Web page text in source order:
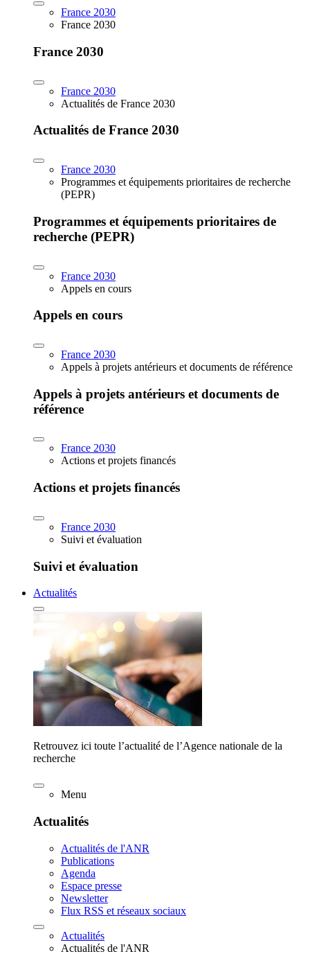
France 2030
France 2030
France 2030
France 2030
Actualités de France 2030
Actualités de France 2030
France 2030
Programmes et équipements prioritaires de recherche
(PEPR)
Programmes et équipements prioritaires de
recherche (PEPR)
France 2030
Appels en cours
Appels en cours
France 2030
Appels à projets antérieurs et documents de référence
Appels à projets antérieurs et documents de
référence
France 2030
Actions et projets financés
Actions et projets financés
France 2030
Suivi et évaluation
Suivi et évaluation
Actualités
Retrouvez ici toute l’actualité de l’Agence nationale de la
recherche
Menu
Actualités
Actualités de l'ANR
Publications
Agenda
Espace presse
Newsletter
Flux RSS et réseaux sociaux
Actualités
Actualités de l'ANR